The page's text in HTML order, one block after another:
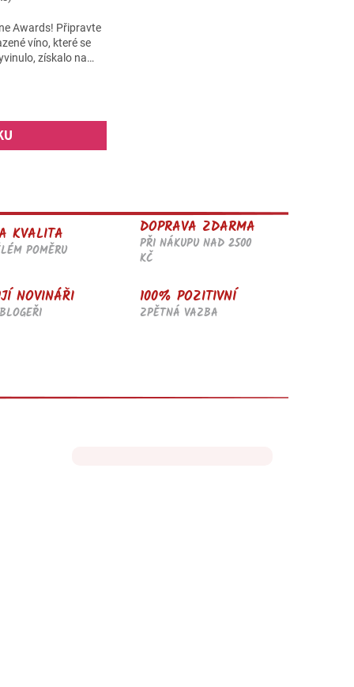
Awards! Připravte
víno, které se
získalo na
KVALITA
POMĚRU
DOPRAVA ZDARMA
PŘI NÁKUPU NAD 2500
KČ
NOVINÁŘI 100% POZITIVNÍ
ZPĚTNÁ VAZBA